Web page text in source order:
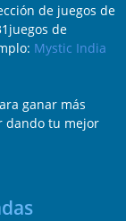
de juegos de
de
Mystic India
ganar más
dando tu mejor